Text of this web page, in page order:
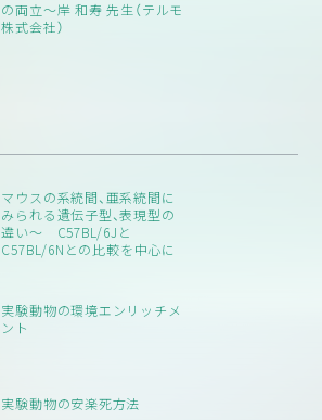
の両立～岸 和寿 先生（テルモ
株式会社）
マウスの系統間、亜系統間に
みられる遺伝子型、表現型の
違い〜 C57BL/6Jと
C57BL/6Nとの比較を中心に
実験動物の環境エンリッチメ
ント
実験動物の安楽死方法